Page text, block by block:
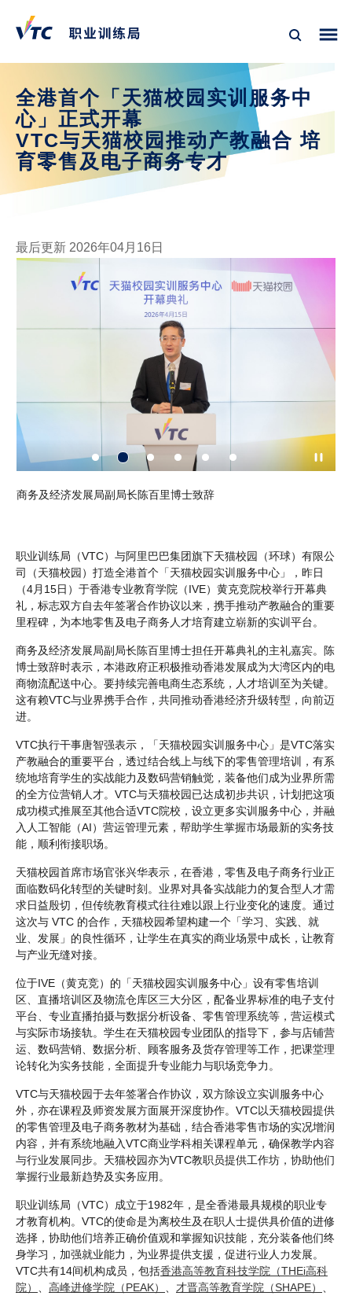
全港首个「天猫校园实训服务中
心」正式开幕
VTC与天猫校园推动产教融合 培
育零售及电子商务专才
最后更新 2026年04月16日
商务及经济发展局副局长陈百里博士致辞
职业训练局（VTC）与阿里巴巴集团旗下天猫校园（环球）有限公
司（天猫校园）打造全港首个「天猫校园实训服务中心」，昨日
（4月15日）于香港专业教育学院（IVE）黄克竞院校举行开幕典
礼，标志双方自去年签署合作协议以来，携手推动产教融合的重要
里程碑，为本地零售及电子商务人才培育建立崭新的实训平台。
商务及经济发展局副局长陈百里博士担任开幕典礼的主礼嘉宾。陈
博士致辞时表示，本港政府正积极推动香港发展成为大湾区内的电
商物流配送中心。要持续完善电商生态系统，人才培训至为关键。
这有赖VTC与业界携手合作，共同推动香港经济升级转型，向前迈
进。
VTC执行干事唐智强表示，「天猫校园实训服务中心」是VTC落实
产教融合的重要平台，透过结合线上与线下的零售管理培训，有系
统地培育学生的实战能力及数码营销触觉，装备他们成为业界所需
的全方位营销人才。VTC与天猫校园已达成初步共识，计划把这项
成功模式推展至其他合适VTC院校，设立更多实训服务中心，并融
入人工智能（AI）营运管理元素，帮助学生掌握市场最新的实务技
能，顺利衔接职场。
天猫校园首席市场官张兴华表示，在香港，零售及电子商务行业正
面临数码化转型的关键时刻。业界对具备实战能力的复合型人才需
求日益殷切，但传统教育模式往往难以跟上行业变化的速度。通过
这次与 VTC 的合作，天猫校园希望构建一个「学习、实践、就
业、发展」的良性循环，让学生在真实的商业场景中成长，让教育
与产业无缝对接。
位于IVE（黄克竞）的「天猫校园实训服务中心」设有零售培训
区、直播培训区及物流仓库区三大分区，配备业界标准的电子支付
平台、专业直播拍摄与数据分析设备、零售管理系统等，营运模式
与实际市场接轨。学生在天猫校园专业团队的指导下，参与店铺营
运、数码营销、数据分析、顾客服务及货存管理等工作，把课堂理
论转化为实务技能，全面提升专业能力与职场竞争力。
VTC与天猫校园于去年签署合作协议，双方除设立实训服务中心
外，亦在课程及师资发展方面展开深度协作。VTC以天猫校园提供
的零售管理及电子商务教材为基础，结合香港零售市场的实况增润
内容，并有系统地融入VTC商业学科相关课程单元，确保教学内容
与行业发展同步。天猫校园亦为VTC教职员提供工作坊，协助他们
掌握行业最新趋势及实务应用。
职业训练局（VTC）成立于1982年，是全香港最具规模的职业专
才教育机构。VTC的使命是为离校生及在职人士提供具价值的进修
选择，协助他们培养正确价值观和掌握知识技能，充分装备他们终
身学习，加强就业能力，为业界提供支援，促进行业人力发展。
VTC共有14间机构成员，包括香港高等教育科技学院（THEi高科
院）
高峰进修学院（PEAK） 才晋高等教育学院（SHAPE）